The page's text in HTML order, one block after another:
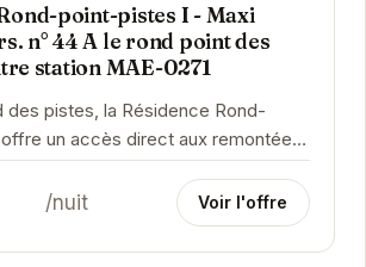
point-pistes I - Maxi
n° 44 A le rond point des
station MAE-0271
des pistes, la Résidence Rond-
un accès direct aux remontées
maxi studio pour 6 personnes
/nuit Voir l'offre